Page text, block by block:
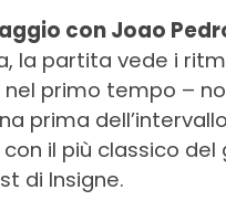
con Joao
la partita vede i
primo tempo –
prima
con il più classico del
di Insigne.